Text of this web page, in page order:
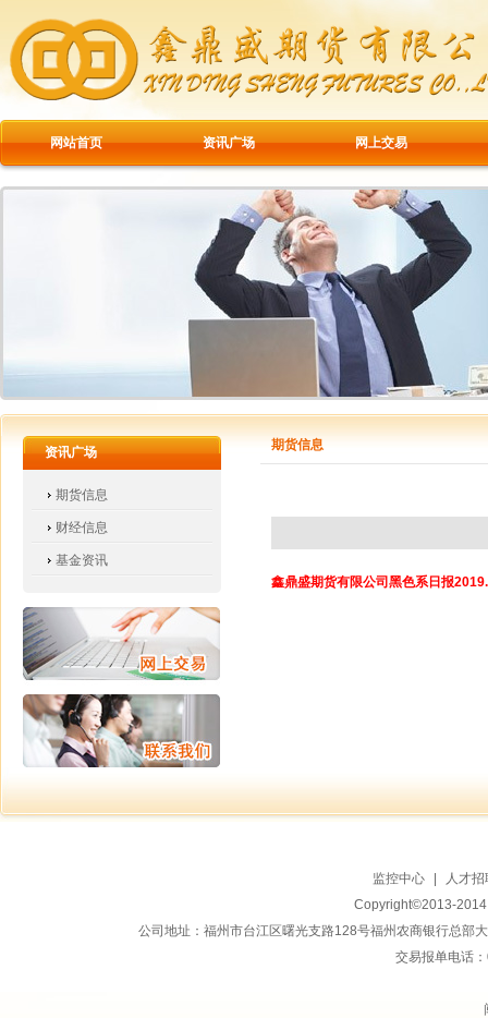
网站首页 资讯广场 网上交易
资讯广场
期货信息
财经信息
基金资讯
期货信息
鑫鼎盛期货有限公司黑色系日报
监控中心
人才招
Copyright©2013-
公司地址：福州市台江区曙光支路128号福州农商银行总
交易报单电话